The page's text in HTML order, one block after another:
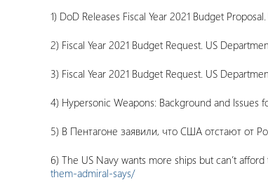
1) DoD Releases Fiscal Year 2021 Budget
2) Fiscal Year 2021 Budget Request. US
3) Fiscal Year 2021 Budget Request. US
4) Hypersonic Weapons: Background and Issues
5) В Пентагоне заявили, что США отстают от
6) The US Navy wants more ships but can’t
them-admiral-says/